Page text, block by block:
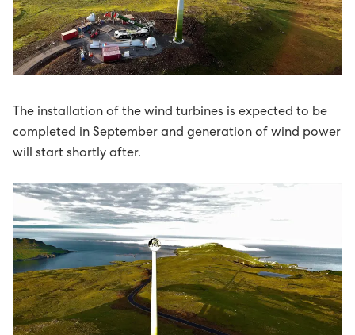
D2: Landsstýriskunngerðir
D1: Løgtingslógir
Avloysarar til Vágsverkið í summarfrítíðini
Summarstørv
Maskinsmiður til Sundsverkið
Elektrikari til Sundsverkið
Maskinsmiðjulærlingur
Arbeiðsfólk til Sundsverkið
Elektrikari/elinnleggjari til eltøknideildina
The installation of the wind turbines is expected to be
completed in September and generation of wind power
will start shortly after.